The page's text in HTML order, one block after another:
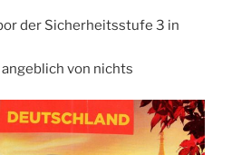
der Sicherheitsstufe 3 in
von nichts